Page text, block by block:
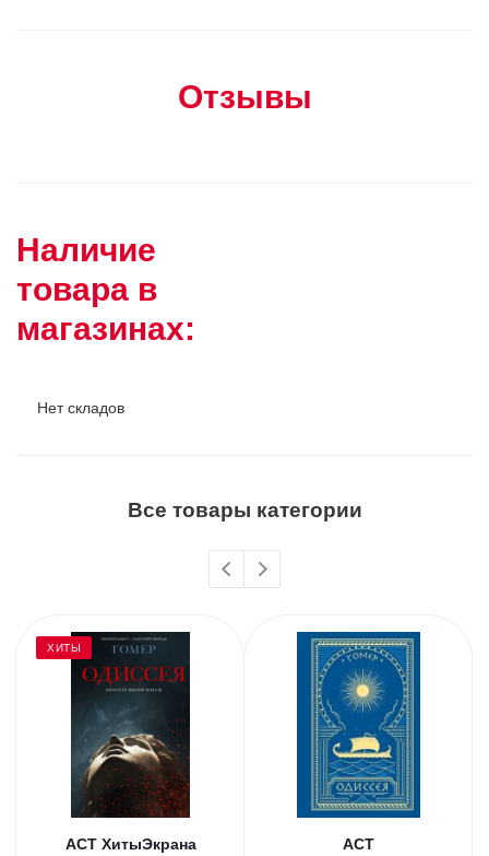
Отзывы
Наличие
товара в
магазинах:
Нет складов
Все товары категории
ХИТЫ
АСТ ХитыЭкрана
АСТ